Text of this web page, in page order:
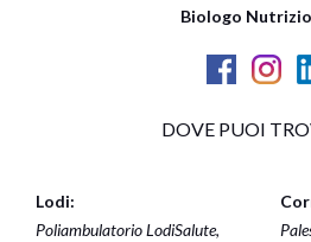
Biologo
DOVE PUOI
Lodi:
Poliambulatorio LodiSalute,